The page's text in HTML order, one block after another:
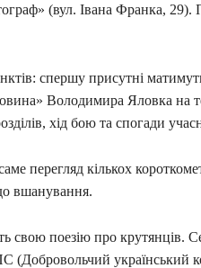
(вул. Івана Франка, 29).
спершу присутні
Володимира Яловка на
хід бою та спогади
перегляд кількох
вшанування.
свою поезію про крутянців.
(Добровольчий український